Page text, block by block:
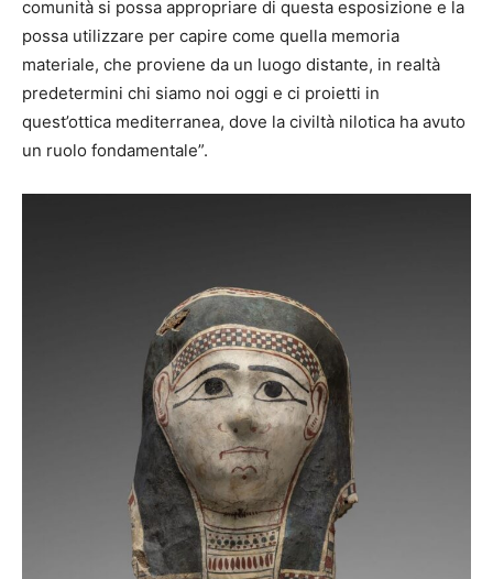
comunità si possa appropriare di questa esposizione e la
possa utilizzare per capire come quella memoria
materiale, che proviene da un luogo distante, in realtà
predetermini chi siamo noi oggi e ci proietti in
quest’ottica mediterranea, dove la civiltà nilotica ha avuto
un ruolo fondamentale”.